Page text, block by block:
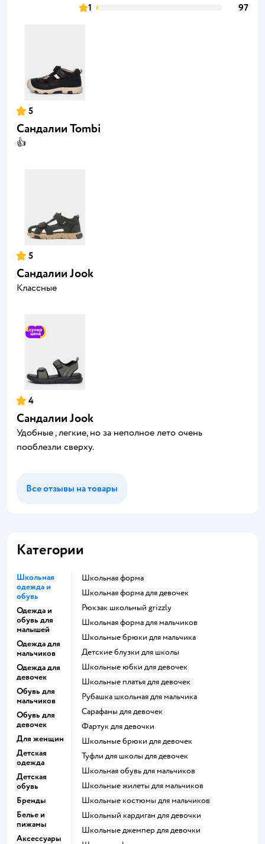
1
97
5
Сандалии Tombi
👍
5
Сандалии Jook
Классные
4
Сандалии Jook
Удобные , легкие, но за неполное лето очень
пооблезли сверху.
Все отзывы на товары
Категории
Школьная
одежда и
обувь
Одежда и
обувь для
малышей
Одежда для
мальчиков
Одежда для
девочек
Обувь для
мальчиков
Обувь для
девочек
Для женщин
Детская
одежда
Детская
обувь
Бренды
Белье и
пижамы
Аксессуары
Школьная форма
Школьная форма для девочек
Рюкзак школьный grizzly
Школьная форма для мальчиков
Школьные брюки для мальчика
Детские блузки для школы
Школьные юбки для девочек
Школьные платья для девочек
Рубашка школьная для мальчика
Сарафаны для девочек
Фартук для девочки
Школьные брюки для девочек
Туфли для школы для девочек
Школьная обувь для мальчиков
Школьные жилеты для мальчиков
Школьные костюмы для мальчиков
Школьный кардиган для девочки
Школьные джемпер для девочки